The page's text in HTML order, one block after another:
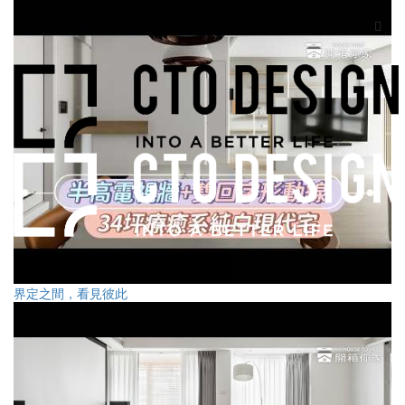
界定之間，看見彼此